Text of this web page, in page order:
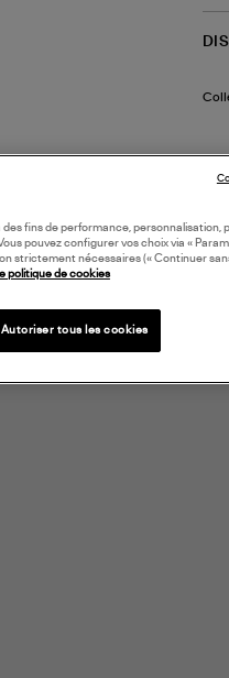
fins de performance, personnalisation,
pouvez configurer vos choix via «
strictement nécessaires (« Continuer
politique de cookies
Autoriser tous les cookies